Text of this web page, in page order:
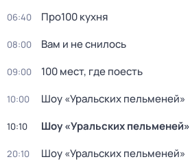
06:40 Пpo100 кухня
08:00 Вам и не снилось
09:00 100 мест, где поесть
10:00 Шоy «Уральских пeльменей»
10:10 Шоy «Уральских пeльменей»
20:10 Шоy «Уральских пeльменей»